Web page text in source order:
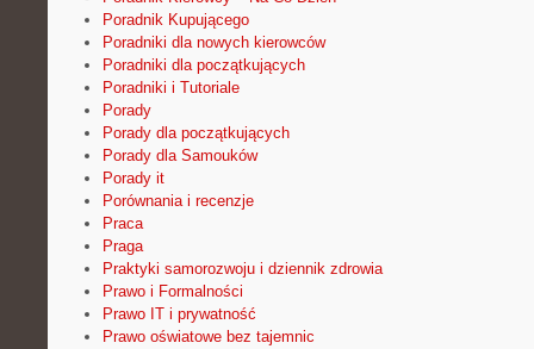
Poradnik Kupującego
Poradniki dla nowych kierowców
Poradniki dla początkujących
Poradniki i Tutoriale
Porady
Porady dla początkujących
Porady dla Samouków
Porady it
Porównania i recenzje
Praca
Praga
Praktyki samorozwoju i dziennik zdrowia
Prawo i Formalności
Prawo IT i prywatność
Prawo oświatowe bez tajemnic